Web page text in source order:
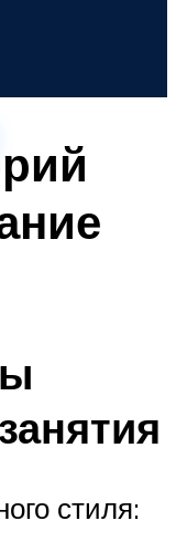
стиля: